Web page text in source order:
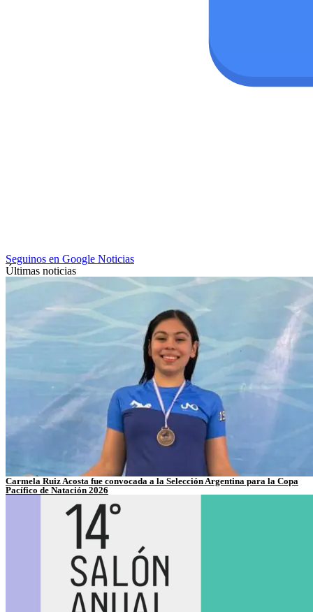
Seguinos en Google Noticias
Últimas noticias
Carmela Ruiz Acosta fue convocada a la Selección Argentina para la Copa
Pacífico de Natación 2026